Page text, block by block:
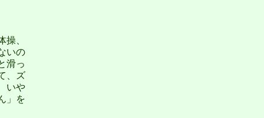
操、
いの
滑っ
、ズ
いや
」を